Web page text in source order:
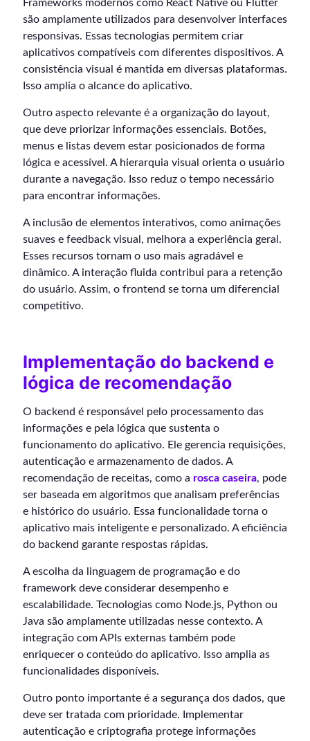
Frameworks modernos como React Native ou Flutter
são amplamente utilizados para desenvolver interfaces
responsivas. Essas tecnologias permitem criar
aplicativos compatíveis com diferentes dispositivos. A
consistência visual é mantida em diversas plataformas.
Isso amplia o alcance do aplicativo.
Outro aspecto relevante é a organização do layout,
que deve priorizar informações essenciais. Botões,
menus e listas devem estar posicionados de forma
lógica e acessível. A hierarquia visual orienta o usuário
durante a navegação. Isso reduz o tempo necessário
para encontrar informações.
A inclusão de elementos interativos, como animações
suaves e feedback visual, melhora a experiência geral.
Esses recursos tornam o uso mais agradável e
dinâmico. A interação fluida contribui para a retenção
do usuário. Assim, o frontend se torna um diferencial
competitivo.
Implementação do backend e
lógica de recomendação
O backend é responsável pelo processamento das
informações e pela lógica que sustenta o
funcionamento do aplicativo. Ele gerencia requisições,
autenticação e armazenamento de dados. A
recomendação de receitas, como a rosca caseira, pode
ser baseada em algoritmos que analisam preferências
e histórico do usuário. Essa funcionalidade torna o
aplicativo mais inteligente e personalizado. A eficiência
do backend garante respostas rápidas.
A escolha da linguagem de programação e do
framework deve considerar desempenho e
escalabilidade. Tecnologias como Node.js, Python ou
Java são amplamente utilizadas nesse contexto. A
integração com APIs externas também pode
enriquecer o conteúdo do aplicativo. Isso amplia as
funcionalidades disponíveis.
Outro ponto importante é a segurança dos dados, que
deve ser tratada com prioridade. Implementar
autenticação e criptografia protege informações